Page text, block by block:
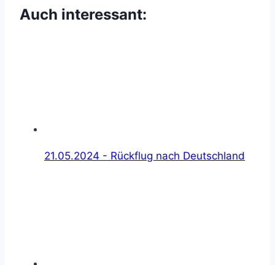
Auch interessant:
21.05.2024 - Rückflug nach Deutschland